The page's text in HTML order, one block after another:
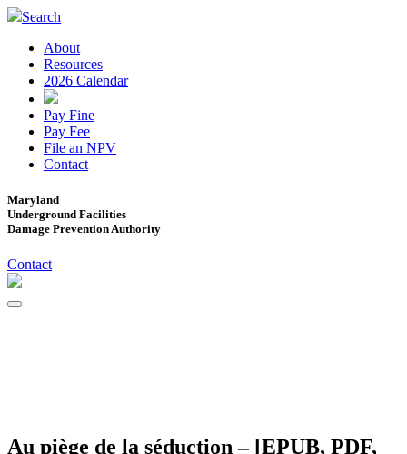
Search
About
Resources
2026 Calendar
Pay Fine
Pay Fee
File an NPV
Contact
Maryland
Underground Facilities
Damage Prevention Authority
Contact
Au piège de la séduction – [EPUB, PDF,